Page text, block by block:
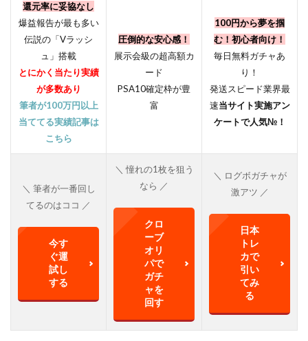
還元率に妥協なし
爆益報告が最も多い
伝説の「Vラッシ
ュ」搭載
とにかく当たり実績
が多数あり
筆者が100万円以上
当ててる実績記事は
こちら
圧倒的な安心感！
展示会級の超高額カ
ード
PSA10確定枠が豊
富
100円から夢を掴
む！初心者向け！
毎日無料ガチャあ
り！
発送スピード業界最
速当サイト実施アン
ケートで人気№！
＼ 筆者が一番回し
てるのはココ ／
今す
ぐ運
試し
する
＼ 憧れの1枚を狙う
なら ／
クロ
ーブ
オリ
パで
ガチ
ャを
回す
＼ ログボガチャが
激アツ ／
日本
トレ
カで
引い
てみ
る